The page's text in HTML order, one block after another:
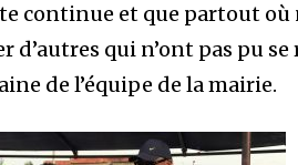
continue et que partout où
d’autres qui n’ont pas pu
de l’équipe de la mairie.